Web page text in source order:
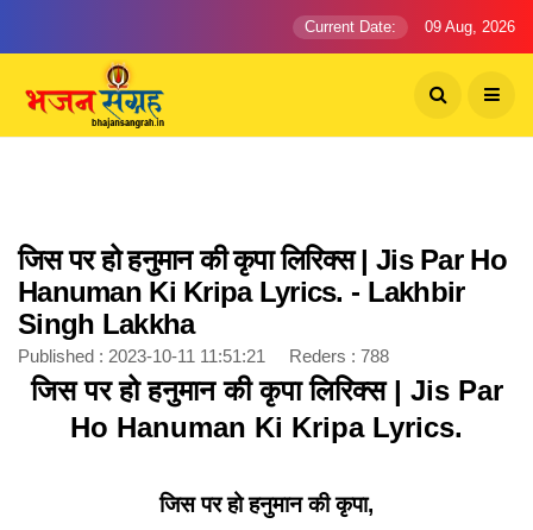
Current Date: 09 Aug, 2026
जिस पर हो हनुमान की कृपा लिरिक्स | Jis Par Ho
Hanuman Ki Kripa Lyrics. - Lakhbir
Singh Lakkha
Published : 2023-10-11 11:51:21 Reders : 788
जिस पर हो हनुमान की कृपा लिरिक्स | Jis Par
Ho Hanuman Ki Kripa Lyrics.
जिस पर हो हनुमान की कृपा,